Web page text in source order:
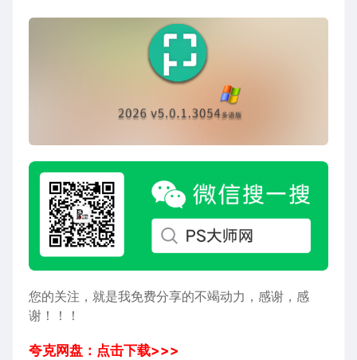
您的关注，就是我免费分享的不竭动力，感谢，感
谢！！！
夸克网盘：点击下载>>>